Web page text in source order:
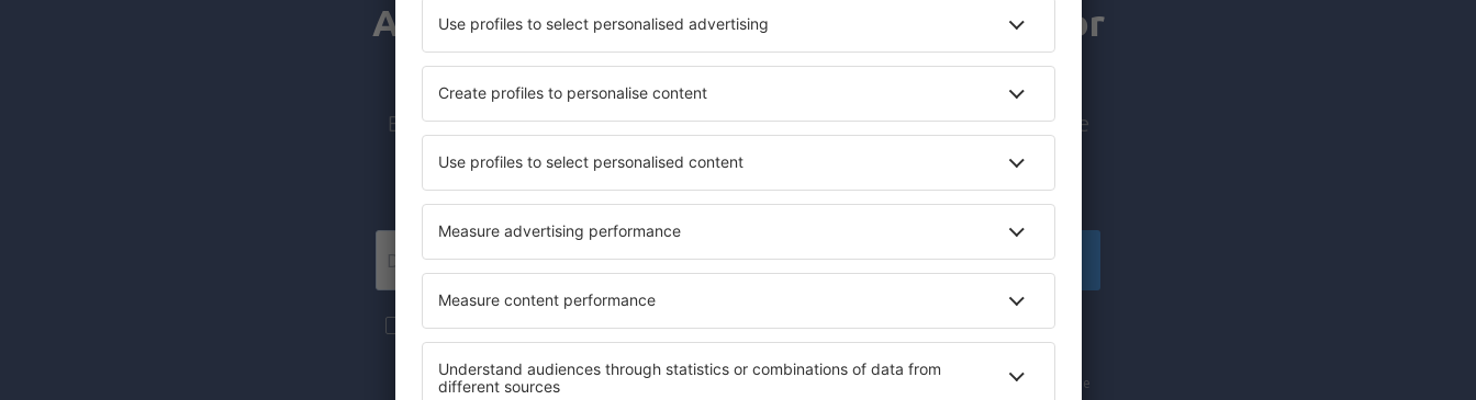
Abonnenter på nyhetsbrev reiser mer for
mindre
Billige flyreiser, storbyferie, sommerferie - få unike reisetilbud før alle
andre.
Abonner
Flere reiser til fantastiske priser i vårt nyhetsbrev.Jeg samtykker til å motta e-poster i
nyhetsbrevsform med markedsføringsinformasjon eSky.pl S.A..
Det å velge avkrysningsruten for å motta nyhetsbrev og klikke på „Jeg bestiller og betaler” er ensbetydende